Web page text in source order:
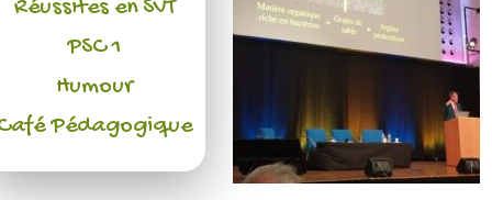
Réussites en SVT
PSC 1
Humour
Pédagogique